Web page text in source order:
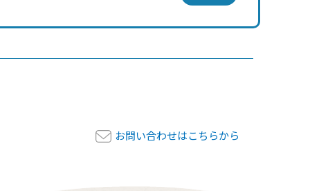
お問い合わせはこちらから